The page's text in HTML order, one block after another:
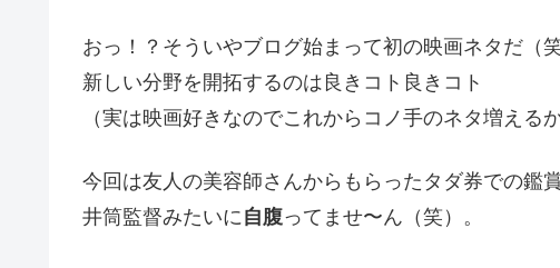
おっ！？そういやブログ始まって初の映画ネタだ（笑
新しい分野を開拓するのは良きコト良きコト
（実は映画好きなのでこれからコノ手のネタ増えるか
今回は友人の美容師さんからもらったタダ券での鑑賞
井筒監督みたいに自腹ってませ〜ん（笑）。